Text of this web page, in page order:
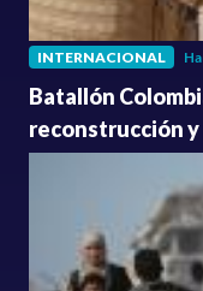
INTERNACIONAL
Batallón
reconstrucción y